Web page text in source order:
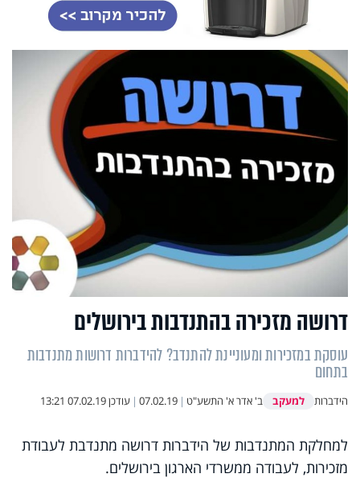
דרושה מזכירה בהתנדבות בירושלים
עוסקת במזכירות ומעוניינת להתנדב? להידברות דרושות מתנדבות
בתחום
הידברות למעקב ב' אדר א' התשע"ט |
07.02.19
| עודכן07.02.19 13:21
למחלקת המתנדבות של הידברות דרושה מתנדבת לעבודת
מזכירות, לעבודה ממשרדי הארגון בירושלים.